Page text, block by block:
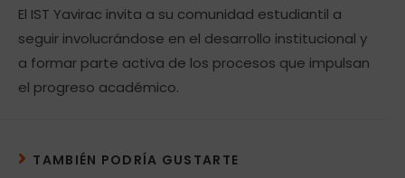
El IST Yavirac invita a su comunidad estudiantil a
seguir involucrándose en el desarrollo institucional y
a formar parte activa de los procesos que impulsan
el progreso académico.
TAMBIÉN PODRÍA GUSTARTE